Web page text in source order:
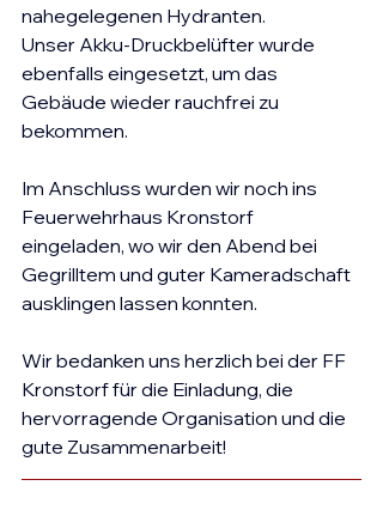
nahegelegenen Hydranten.
Unser Akku-Druckbelüfter wurde
ebenfalls eingesetzt, um das
Gebäude wieder rauchfrei zu
bekommen.
Im Anschluss wurden wir noch ins
Feuerwehrhaus Kronstorf
eingeladen, wo wir den Abend bei
Gegrilltem und guter Kameradschaft
ausklingen lassen konnten.
Wir bedanken uns herzlich bei der FF
Kronstorf für die Einladung, die
hervorragende Organisation und die
gute Zusammenarbeit!